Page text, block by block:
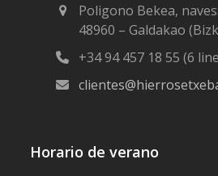
Poligono Bekea,
48960 – Galdakao
+34 94 457 18 55 (6
Horario de verano